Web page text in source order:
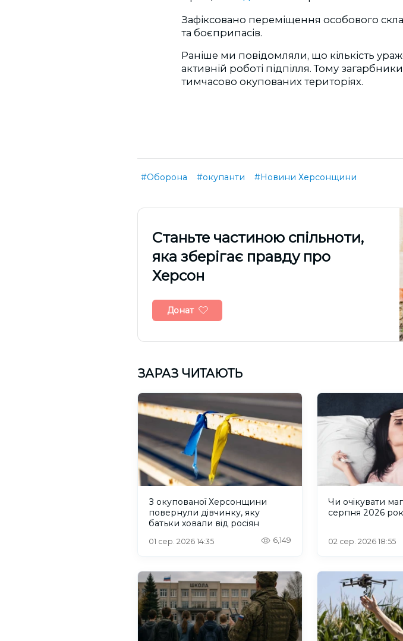
Зафіксовано переміщення особового
та боєприпасів.
Раніше ми повідомляли, що кількість
активній роботі підпілля. Тому
тимчасово окупованих територіях.
#Оборона #окупанти #Новини Херсонщини
Cтаньте частиною спільноти,
яка зберігає правду про
Херсон
Донат
ЗАРАЗ ЧИТАЮТЬ
З окупованої Херсонщини
повернули дівчинку, яку
батьки ховали від росіян
01 сер. 2026 14:35 6,149
Чи очікувати
серпня 2026
02 сер. 2026 18:55